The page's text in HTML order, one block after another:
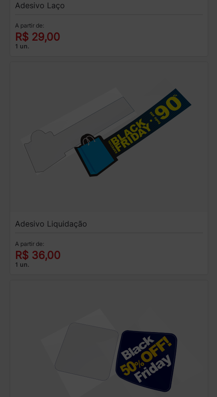
Adesivo Laço
A partir de:
R$ 29,00
1 un.
Adesivo Liquidação
A partir de:
R$ 36,00
1 un.